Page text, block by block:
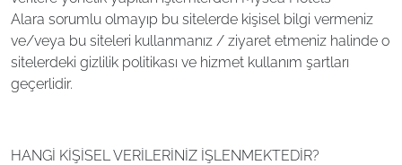
Alara sorumlu olmayıp bu sitelerde kişisel bilgi vermeniz
ve/veya bu siteleri kullanmanız / ziyaret etmeniz halinde o
sitelerdeki gizlilik politikası ve hizmet kullanım şartları
geçerlidir.
HANGİ KİŞİSEL VERİLERİNİZ İŞLENMEKTEDİR?